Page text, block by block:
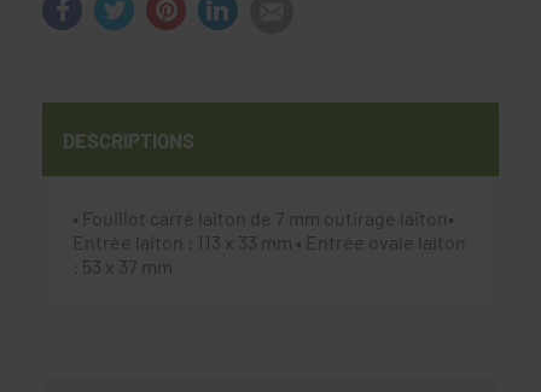
DESCRIPTIONS
• Fouillot carré laiton de 7 mm outirage laiton•
Entrée laiton : 113 x 33 mm • Entrée ovale laiton
: 53 x 37 mm